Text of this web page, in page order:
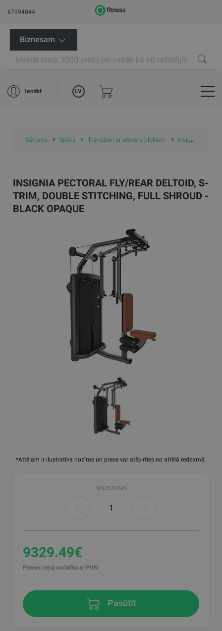
67994044
Biznesam
Ienākt LV
Sākums Spēks Trenažieri ar atsvaru blokiem Insignia Pectoral Fly/Rear Deltoid, S-Trim, Double Stitching, Full Shroud - Black Opaque
*Attēlam ir ilustratīva nozīme un prece var atšķirties no attēlā redzamā.
INSIGNIA PECTORAL FLY/REAR DELTOID, S-
TRIM, DOUBLE STITCHING, FULL SHROUD -
BLACK OPAQUE
DAUDZUMS
9329.49€
Preces cena norādīta ar PVN
Pasūtīt